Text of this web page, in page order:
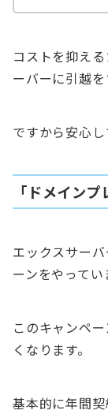
コストを抑え
ーバーに引越を
ですから安心
「ドメイン
エックスサー
ーンをやってい
このキャンペ
くなります。
基本的に年間